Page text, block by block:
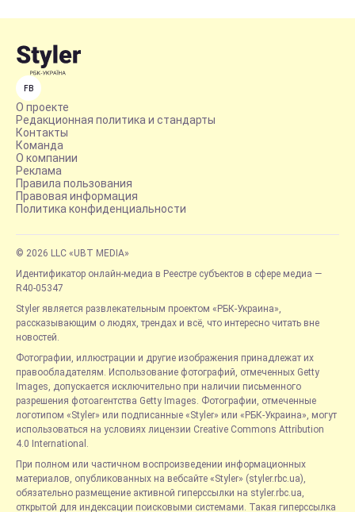
FB
О проекте
Редакционная политика и стандарты
Контакты
Команда
О компании
Реклама
Правила пользования
Правовая информация
Политика конфиденциальности
© 2026 LLC «UBT MEDIA»
Идентификатор онлайн-медиа в Реестре субъектов в сфере медиа —
R40-05347
Styler является развлекательным проектом «РБК-Украина»,
рассказывающим о людях, трендах и всё, что интересно читать вне
новостей.
Фотографии, иллюстрации и другие изображения принадлежат их
правообладателям. Использование фотографий, отмеченных Getty
Images, допускается исключительно при наличии письменного
разрешения фотоагентства Getty Images. Фотографии, отмеченные
логотипом «Styler» или подписанные «Styler» или «РБК-Украина», могут
использоваться на условиях лицензии Creative Commons Attribution
4.0 International.
При полном или частичном воспроизведении информационных
материалов, опубликованных на вебсайте «Styler» (styler.rbc.ua),
обязательно размещение активной гиперссылки на styler.rbc.ua,
открытой для индексации поисковыми системами. Такая гиперссылка